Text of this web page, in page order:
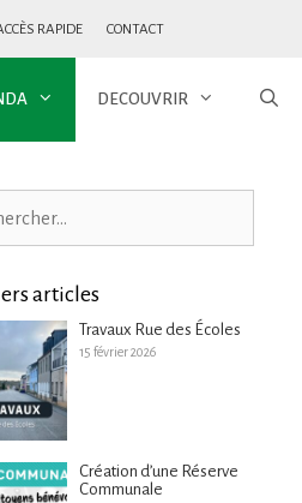
RAPIDE CONTACT
DECOUVRIR
articles
Travaux Rue des Écoles
15 février 2026
Création d’une Réserve
Communale